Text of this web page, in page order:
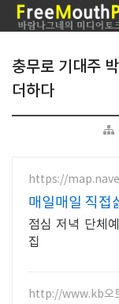
충무로 기대주
더하다
https://
매일매일 직접
점심 저녁 단체
집
http://www.kb오